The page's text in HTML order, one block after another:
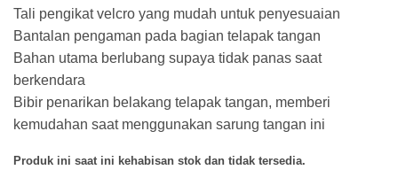
Tali pengikat velcro yang mudah untuk penyesuaian
Bantalan pengaman pada bagian telapak tangan
Bahan utama berlubang supaya tidak panas saat
berkendara
Bibir penarikan belakang telapak tangan, memberi
kemudahan saat menggunakan sarung tangan ini
Produk ini saat ini kehabisan stok dan tidak tersedia.